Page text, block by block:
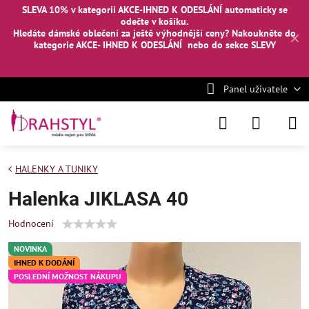
✕
SLEVA 10% v kategorii AKCE-IHNED K ODESLÁNÍ automaticky se
odečte v košíku.
Hledáte dámské oblečení za ještě výhodnější ceny? Nakoukněte do
kategorie AKCE- IHNED K ODESLÁNÍ nebo do sekce SLEVY
Panel uživatele
NOVINKA
IHNED K DODÁNÍ
POSLEDNÍ MOŽNOST NÁKUPU
HALENKY A TUNIKY
Halenka JIKLASA 40
Hodnocení